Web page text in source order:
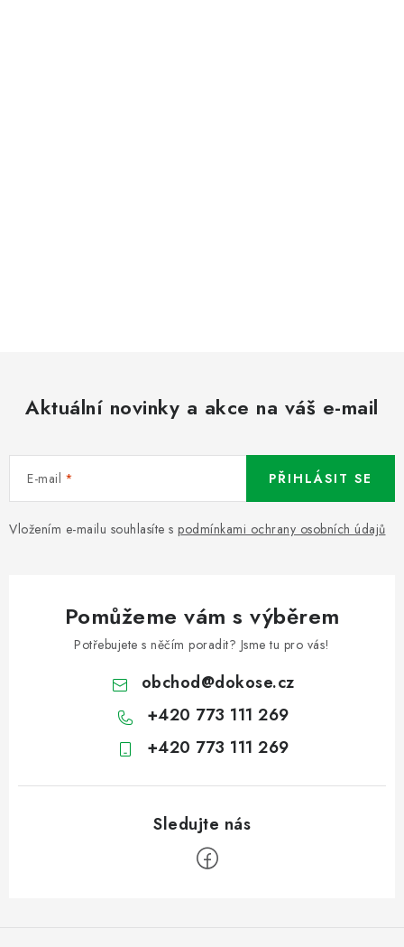
Aktuální novinky a akce na váš e-mail
E-mail
Vložením e-mailu souhlasíte s podmínkami ochrany osobních údajů
PŘIHLÁSIT SE
Pomůžeme vám s výběrem
Potřebujete s něčím poradit? Jsme tu pro vás!
obchod@dokose.cz
+420 773 111 269
+420 773 111 269